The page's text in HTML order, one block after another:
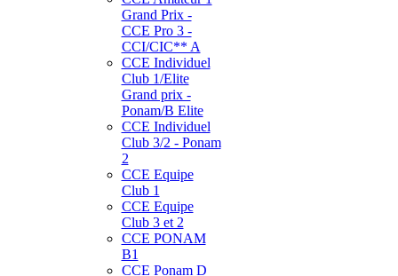
Grand Prix -
CCE Pro 3 -
CCI/CIC** A
CCE Individuel
Club 1/Elite
Grand prix -
Ponam/B Elite
CCE Individuel
Club 3/2 - Ponam
2
CCE Equipe
Club 1
CCE Equipe
Club 3 et 2
CCE PONAM
B1
CCE Ponam D